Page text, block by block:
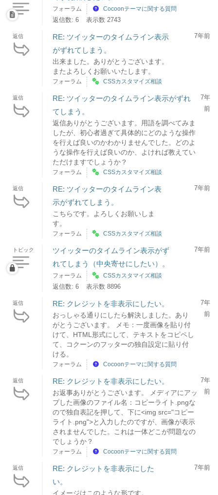
フォーラム Cocoonテーマに関する質問
返信数: 6 表示数 2743
返信
RE: ツイッターのタイムライン表示
がずれてしまう。
出来ました。ありがとうございます。
またよろしくお願いいたします。
7年前
フォーラム CSSカスタマイズ相談
返信
RE: ツイッターのタイムライン表示がずれ
てしまう。
返信ありがとうございます。用語を調べてみま
したが、初心者過ぎて具体的にどのような操作
を行えば良いのかわかりませんでした。どのよ
うな操作を行えば良いのか、よければ教えてい
ただけますでしょうか？
7年
前
フォーラム CSSカスタマイズ相談
返信
RE: ツイッターのタイムライン表
示がずれてしまう。
こちらです。よろしくお願いしま
す。
7年前
フォーラム CSSカスタマイズ相談
トピック
ツイッターのタイムライン表示がず
れてしまう（中央寄せにしたい）。
7年前
フォーラム CSSカスタマイズ相談
返信数: 6 表示数 8896
返信 RE: クレジットを非表示にしたい。
おっしゃる通りにしたら解決しました。あり
がとうございます。 メモ：一度画像を貼り付
けて、HTML形式にして、テキストをコピペし
て、コクーンのフッターの独自設定に貼り付
ける。
7年
前
フォーラム Cocoonテーマに関する質問
返信 RE: クレジットを非表示にしたい。
お返事ありがとうございます。 メディアにアッ
プした画像のファイル名：コピーライト.pngな
ので独自表記を押して、下に<img src="コピー
ライト.png">と入力したのですが、画像が表示
されませんでした。これは一体どこが問題なの
でしょうか？
7年
前
フォーラム Cocoonテーマに関する質問
返信
RE: クレジットを非表示にした
い。
イメージはこのような形です。
7年前